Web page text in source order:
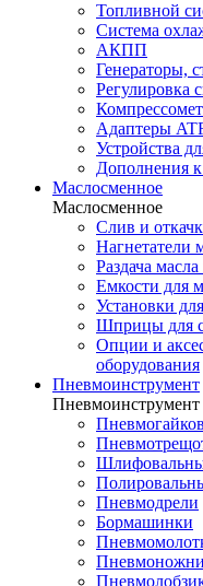
Топливной
Система
АКПП
Генераторы,
Регулировка
Адаптеры
Устройства
Дополнения
Маслосменное
Маслосменное
Слив и
Нагнетатели
Раздача
Емкости для
Установки
Шприцы для
Опции и
оборудования
Пневмоинструмент
Пневмоинструмент
Пневмодрели
Бормашинки